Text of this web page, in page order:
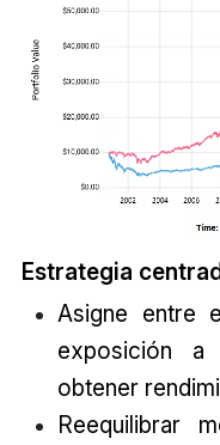
Estrategia
Asigne
exposición
obtener
Reequilibrar